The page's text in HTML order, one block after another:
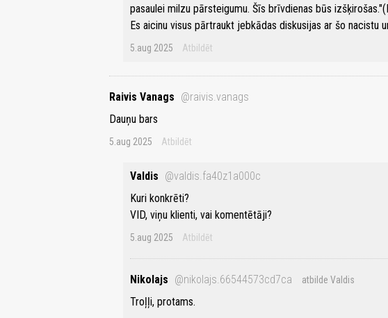
pasaulei milzu pārsteigumu. Šīs brīvdienas būs
Es aicinu visus pārtraukt jebkādas diskusijas ar šo nacistu
5.aug 2025 Atbildēt
Raivis Vanags @raivis.vanags
Dauņu bars
5.aug 2025 Atbildēt
Valdis @valdis.fa40z1a000c
Kuri konkrēti?
VID, viņu klienti, vai komentētāji?
5.aug 2025 Atbildēt
Nikolajs @nikolajs.66544573cd7ca atbilde Valdis
Troļļi, protams.